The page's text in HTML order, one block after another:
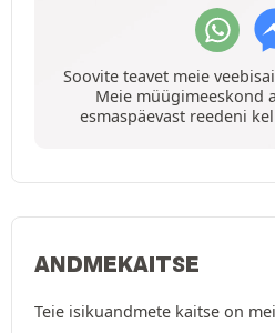
Soovite teavet meie
Meie müügimeeskond
esmaspäevast reedeni
ANDMEKAITSE
Teie isikuandmete kaitse on